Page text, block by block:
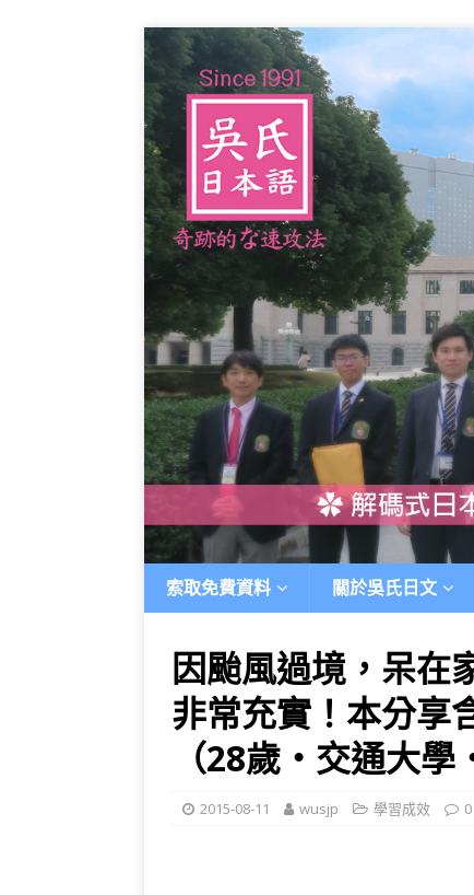
索取免費資料 關於吳氏日文
因颱風過境，呆在
非常充實！本分享
（28歲‧交通大
2015-08-11 wusjp 學習成效 0